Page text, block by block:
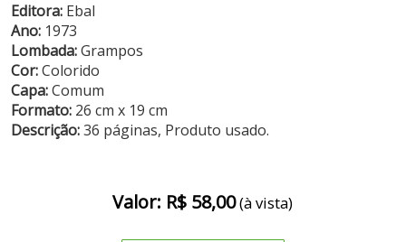
Editora: Ebal
Ano: 1973
Lombada:Grampos
Cor:Colorido
Capa:Comum
Formato: 26 cm x 19 cm
Descrição:36 páginas, Produto usado.
Valor: R$ 58,00(à vista)